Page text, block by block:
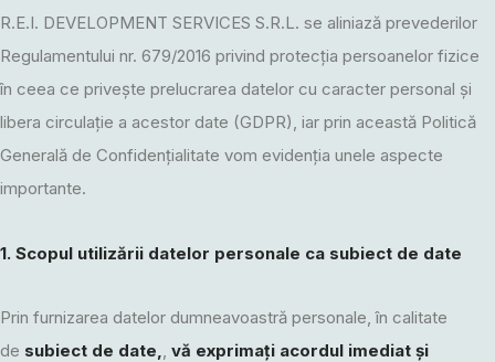
R.E.I. DEVELOPMENT SERVICES S.R.L. se aliniază prevederilor
Regulamentului nr. 679/2016 privind protecția persoanelor fizice
în ceea ce privește prelucrarea datelor cu caracter personal și
libera circulație a acestor date (GDPR), iar prin această Politică
Generală de Confidențialitate vom evidenția unele aspecte
importante.
1. Scopul utilizării datelor personale ca subiect de date
Prin furnizarea datelor dumneavoastră personale, în calitate
de subiect de date,
vă exprimați acordul imediat și